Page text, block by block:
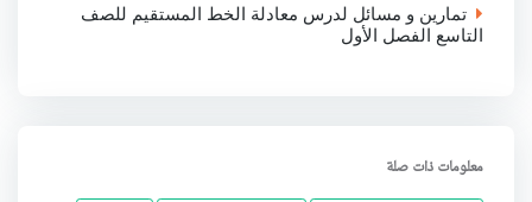
تمارين و مسائل لدرس معادلة الخط المستقيم للصف
التاسع الفصل الأول
معلومات ذات صلة